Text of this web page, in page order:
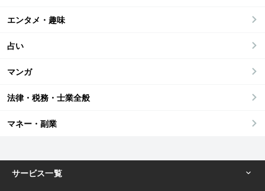
エンタメ・趣味
占い
マンガ
法律・税務・士業全般
マネー・副業